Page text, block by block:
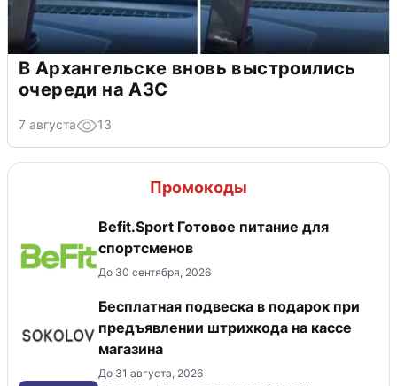
В Архангельске вновь выстроились
очереди на АЗС
7 августа 13
Промокоды
Befit.Sport Готовое питание для
спортсменов
До 30 сентября, 2026
Бесплатная подвеска в подарок при
предъявлении штрихкода на кассе
магазина
До 31 августа, 2026